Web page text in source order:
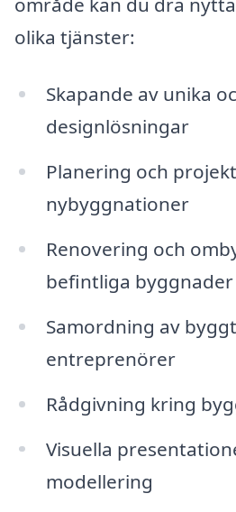
olika tjänster:
Skapande av unika
designlösningar
Planering och
nybyggnationer
Renovering och
befintliga byggnader
Samordning av
entreprenörer
Rådgivning kring
Visuella
modellering